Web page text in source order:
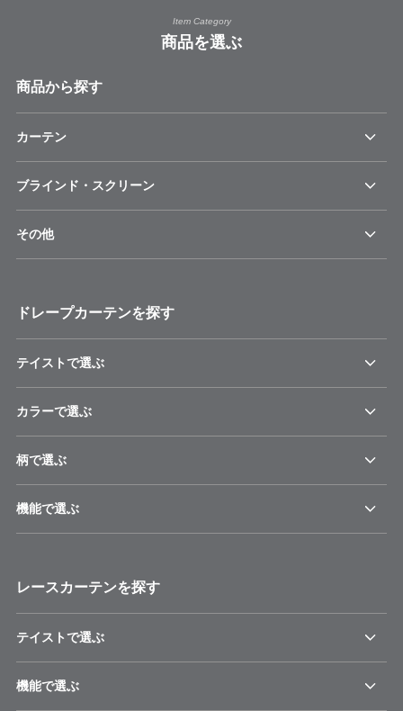
Item Category
商品を選ぶ
商品から探す
カーテン
ブラインド・スクリーン
その他
ドレープカーテンを探す
テイストで選ぶ
カラーで選ぶ
柄で選ぶ
機能で選ぶ
レースカーテンを探す
テイストで選ぶ
機能で選ぶ